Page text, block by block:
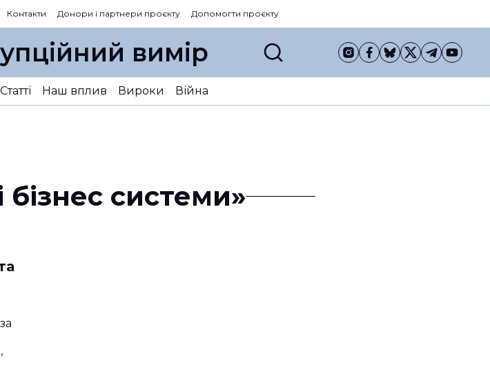
Контакти Донори і партнери проєкту Допомогти проєкту
вимір
Статті Наш вплив Вироки Війна
системи»